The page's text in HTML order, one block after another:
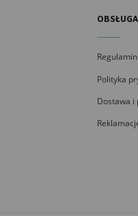
OBSŁUGA
Polityka
Dostawa i